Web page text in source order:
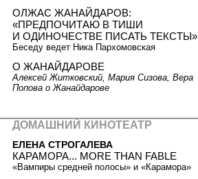
ОЛЖАС ЖАНАЙДАРОВ:
«ПРЕДПОЧИТАЮ В ТИШИ
И ОДИНОЧЕСТВЕ ПИСАТЬ ТЕКСТЫ»
Беседу ведет Ника Пархомовская
О ЖАНАЙДАРОВЕ
Алексей Житковский, Мария Сизова, Вера
Попова о Жанайдарове
ДОМАШНИЙ КИНОТЕАТР
ЕЛЕНА СТРОГАЛЕВА
КАРАМОРА... MORE THAN FABLE
«Вампиры средней полосы» и «Карамора»